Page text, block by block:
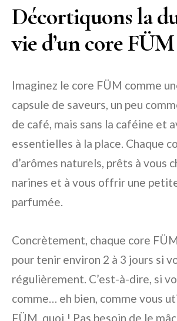
Décortiquons la
vie d’un core
Imaginez le core FÜM comme
capsule de saveurs, un peu
de café, mais sans la caféine et
essentielles à la place. Chaque
d’arômes naturels, prêts à vous
narines et à vous offrir une
parfumée.
Concrètement, chaque core
pour tenir environ 2 à 3 jours si
régulièrement. C’est-à-dire, si
comme… eh bien, comme vous
FÜM, quoi ! Pas besoin de le